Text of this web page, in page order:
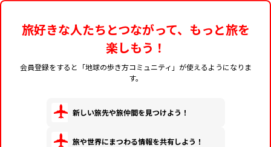
旅好きな人たちとつながって、もっと旅を
楽しもう！
会員登録をすると「地球の歩き方コミュニティ」が使えるようになりま
す。
新しい旅先や旅仲間を見つけよう！
旅や世界にまつわる情報を共有しよう！